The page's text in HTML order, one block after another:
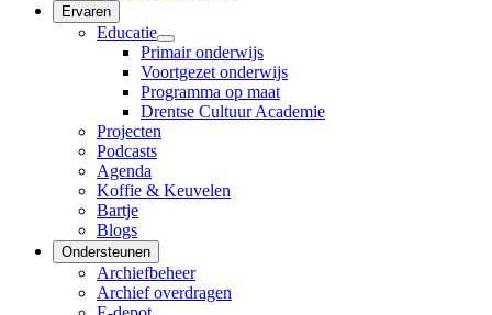
Ervaren
Educatie
Primair onderwijs
Voortgezet onderwijs
Programma op maat
Drentse Cultuur Academie
Projecten
Podcasts
Agenda
Koffie & Keuvelen
Bartje
Blogs
Ondersteunen
Archiefbeheer
Archief overdragen